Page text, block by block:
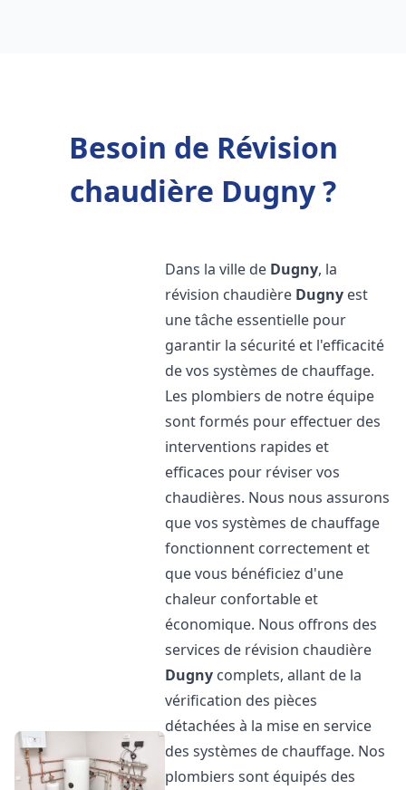
Besoin de Révision
chaudière Dugny ?
Dans la ville de Dugny, la
révision chaudière Dugny est
une tâche essentielle pour
garantir la sécurité et l'efficacité
de vos systèmes de chauffage.
Les plombiers de notre équipe
sont formés pour effectuer des
interventions rapides et
efficaces pour réviser vos
chaudières. Nous nous assurons
que vos systèmes de chauffage
fonctionnent correctement et
que vous bénéficiez d'une
chaleur confortable et
économique. Nous offrons des
services de révision chaudière
Dugny complets, allant de la
vérification des pièces
détachées à la mise en service
des systèmes de chauffage. Nos
plombiers sont équipés des